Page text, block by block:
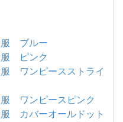
服 ブルー
服 ピンク
ワンピースストライ
服 ワンピースピンク
カバーオールドット